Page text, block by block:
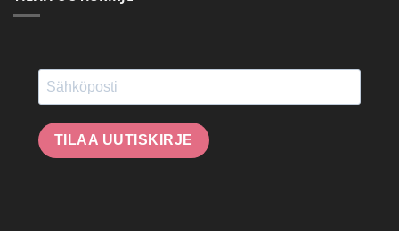
TILAA UUTISKIRJE